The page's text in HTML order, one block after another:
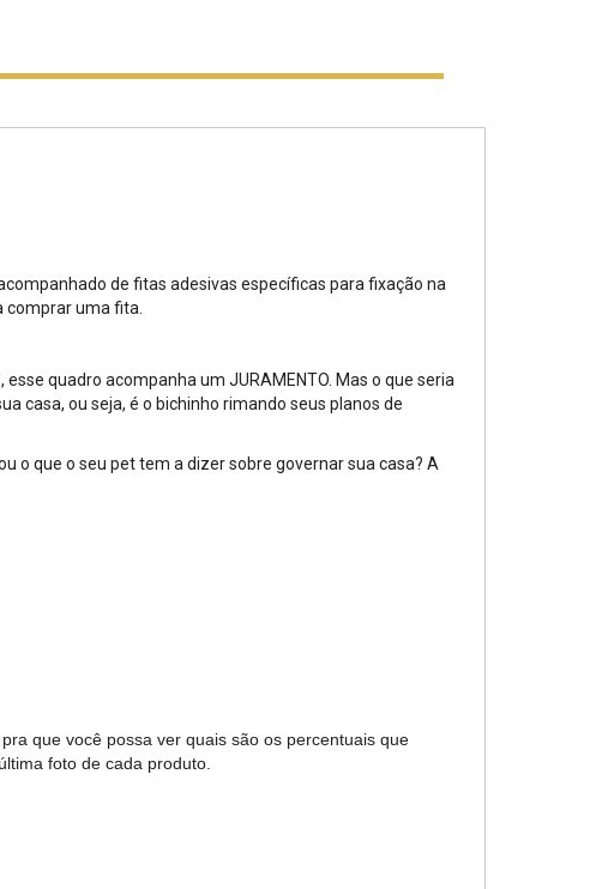
de fitas adesivas específicas para fixação na
comprar uma fita.
quadro acompanha um JURAMENTO. Mas o que seria
casa, ou seja, é o bichinho rimando seus planos de
o que o seu pet tem a dizer sobre governar sua casa? A
que você possa ver quais são os percentuais que
foto de cada produto.